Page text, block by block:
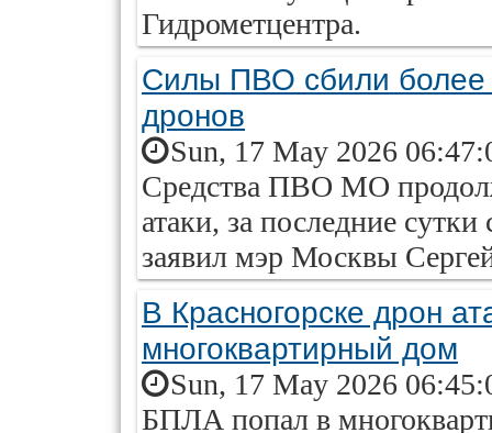
Гидрометцентра.
Силы ПВО cбили более
дронов
Sun, 17 May 2026
Средства ПВО МО
атаки, за последние
заявил мэр Москвы
В Красногорске дрон
многоквартирный дом
Sun, 17 May 2026
БПЛА попал в